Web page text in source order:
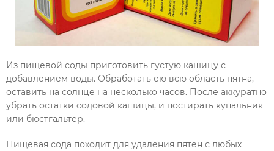
Из пищевой соды приготовить густую кашицу с
добавлением воды. Обработать ею всю область пятна,
оставить на солнце на несколько часов. После аккуратно
убрать остатки содовой кашицы, и постирать купальник
или бюстгальтер.
Пищевая сода походит для удаления пятен с любых